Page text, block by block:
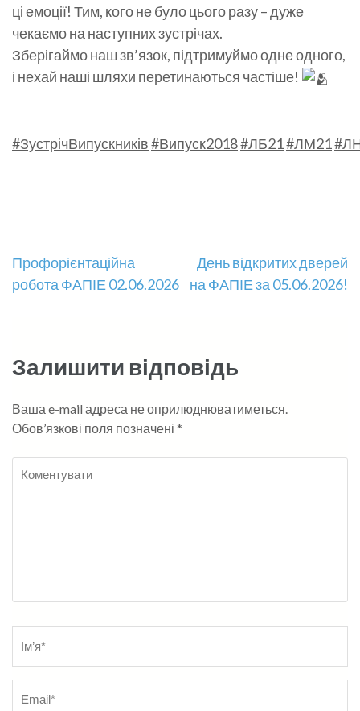
ці емоції! Тим, кого не було цього разу – дуже
чекаємо на наступних зустрічах.
​Зберігаймо наш зв’язок, підтримуймо одне одного,
і нехай наші шляхи перетинаються частіше!
#ЗустрічВипускників#Випуск2018#ЛБ21#ЛМ21
Навігація
записів
Профорієнтаційна
робота ФАПІЕ 02.06.2026
День відкритих дверей
на ФАПІЕ за 05.06.2026!
Залишити відповідь
Ваша e-mail адреса не оприлюднюватиметься.
Обов’язкові поля позначені *